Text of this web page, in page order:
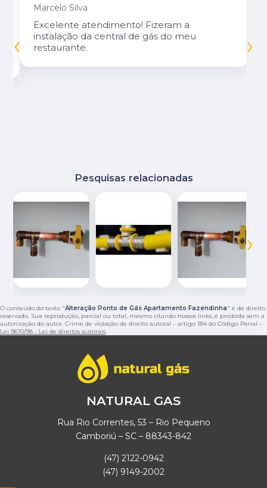
Marcelo Silva
Excelente atendimento! Fizeram a
instalação da central de gás do meu
restaurante.
‹ ›
Pesquisas relacionadas
‹ ›
O conteúdo do texto "Alteração Ponto de Gás Apartamento Fazendinha" é de direito
reservado. Sua reprodução, parcial ou total, mesmo citando nossos links, é proibida sem a
autorização do autor. Crime de violação de direito autoral – artigo 184 do Código Penal –
Lei 9610/98 - Lei de direitos autorais.
NATURAL GAS
Rua Rio Correntes, 53 – Rio Pequeno
Camboriú – SC – 88343-842
(47) 2122-0942
(47) 9149-2002